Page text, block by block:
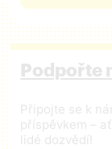
Podpořte
Připojte se k
příspěvkem –
lidé dozvědí!